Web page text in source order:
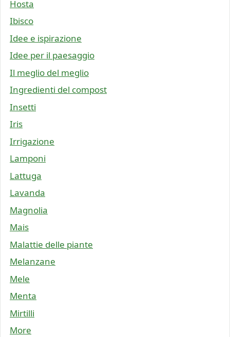
Hosta
Ibisco
Idee e ispirazione
Idee per il paesaggio
Il meglio del meglio
Ingredienti del compost
Insetti
Iris
Irrigazione
Lamponi
Lattuga
Lavanda
Magnolia
Mais
Malattie delle piante
Melanzane
Mele
Menta
Mirtilli
More